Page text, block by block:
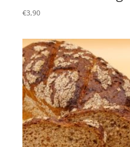
€3,90